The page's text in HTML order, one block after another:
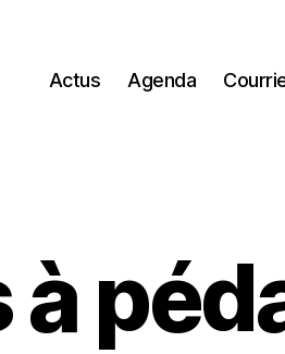
Actus Agenda